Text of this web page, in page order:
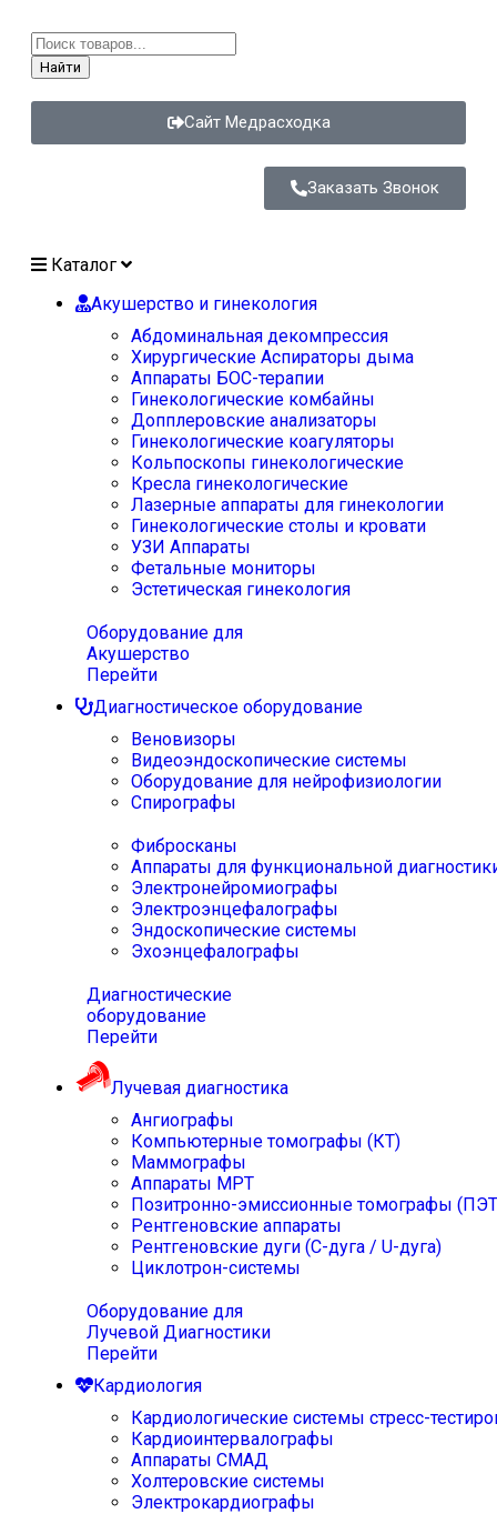
Найти
Сайт Медрасходка
Заказать Звонок
Каталог
Акушерство и гинекология
Абдоминальная декомпрессия
Хирургические Аспираторы дыма
Аппараты БОС-терапии
Гинекологические комбайны
Допплеровские анализаторы
Гинекологические коагуляторы
Кольпоскопы гинекологические
Кресла гинекологические
Лазерные аппараты для гинекологии
Гинекологические столы и кровати
УЗИ Аппараты
Фетальные мониторы
Эстетическая гинекология
Оборудование для
Акушерство
Перейти
Диагностическое оборудование
Веновизоры
Видеоэндоскопические системы
Оборудование для нейрофизиологии
Спирографы
Фибросканы
Аппараты для функциональной
Электронейромиографы
Электроэнцефалографы
Эндоскопические системы
Эхоэнцефалографы
Диагностические
оборудование
Перейти
Лучевая диагностика
Ангиографы
Компьютерные томографы (КТ)
Маммографы
Аппараты МРТ
Позитронно-эмиссионные томографы
Рентгеновские аппараты
Рентгеновские дуги (С-дуга / U-дуга)
Циклотрон-системы
Оборудование для
Лучевой Диагностики
Перейти
Кардиология
Кардиологические системы стресс-
Кардиоинтервалографы
Аппараты СМАД
Холтеровские системы
Электрокардиографы